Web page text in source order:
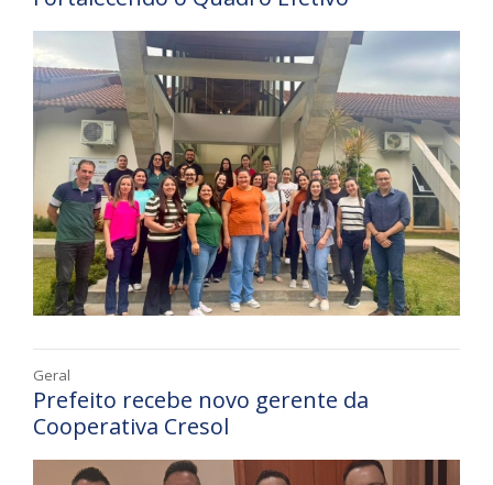
Geral
Prefeito recebe novo gerente da
Cooperativa Cresol